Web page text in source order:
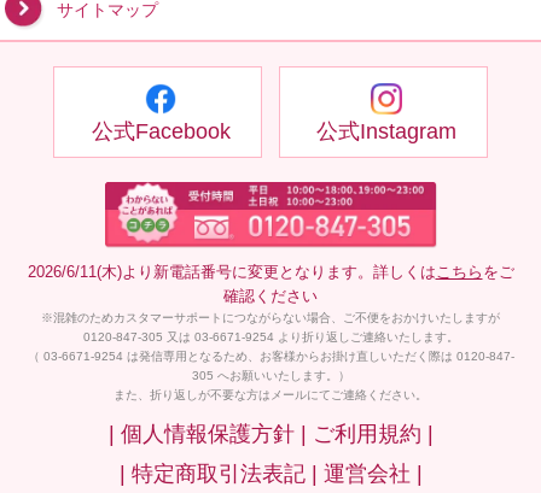
サイトマップ
公式Facebook 公式Instagram
2026/6/11(木)より新電話番号に変更となります。詳しくは こちら をご
確認ください
※混雑のためカスタマーサポートにつながらない場合、ご不便をおかけいたしますが
0120-847-305 又は 03-6671-9254 より折り返しご連絡いたします。
（ 03-6671-9254 は発信専用となるため、お客様からお掛け直しいただく際は 0120-847-
305 へお願いいたします。）
また、折り返しが不要な方はメールにてご連絡ください。
| 個人情報保護方針 | ご利用規約 |
| 特定商取引法表記 | 運営会社 |